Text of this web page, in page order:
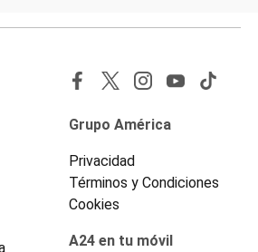
Grupo América
Privacidad
Términos y Condiciones
Cookies
A24 en tu móvil